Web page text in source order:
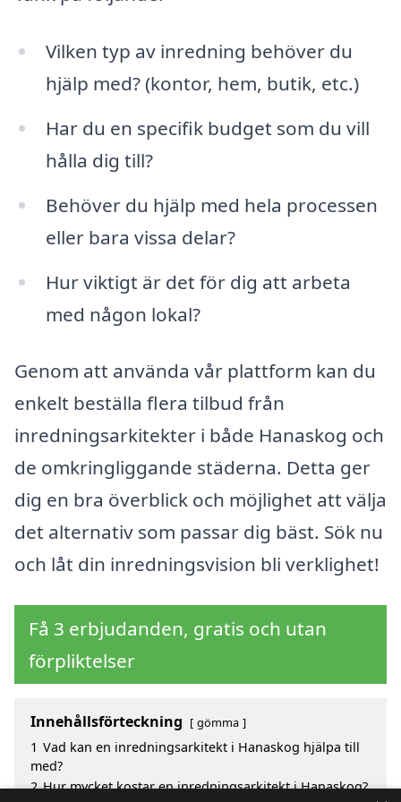
Vilken typ av inredning behöver du
hjälp med? (kontor, hem, butik, etc.)
Har du en specifik budget som du vill
hålla dig till?
Behöver du hjälp med hela processen
eller bara vissa delar?
Hur viktigt är det för dig att arbeta
med någon lokal?
Genom att använda vår plattform kan du
enkelt beställa flera tilbud från
inredningsarkitekter i både Hanaskog och
de omkringliggande städerna. Detta ger
dig en bra överblick och möjlighet att välja
det alternativ som passar dig bäst. Sök nu
och låt din inredningsvision bli verklighet!
Få 3 erbjudanden, gratis och utan
förpliktelser
Innehållsförteckning gömma
1 Vad kan en inredningsarkitekt i Hanaskog hjälpa till
med?
2 Hur mycket kostar en inredningsarkitekt i Hanaskog?